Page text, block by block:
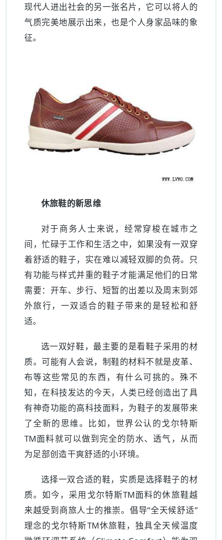
现代人进出社会的另一张名片，它可以将人的
气质完美地展示出来，也是个人身家品味的象
征。
休旅鞋的新思维
对于商务人士来说，经常穿梭在城市之
间，忙碌于工作和生活之中，如果没有一双穿
着舒适的鞋子，实在难以减轻双脚的负荷。只
有功能与样式并重的鞋子才能满足他们的日常
需要：开车、步行、短暂的出差以及周末到郊
外旅行，一双适合的鞋子带来的是轻松和舒
适。
选一双好鞋，最主要的是看鞋子采用的材
质。可能有人会说，制鞋的材料不就是皮革、
布等这些常见的东西，有什么可挑的。殊不
知，在科技发达的今天，人类已经创造出了具
有神奇功能的高科技面料，为鞋子的发展带来
了全新的思维。比如，世界公认的戈尔特斯
TM面料就可以做到完全的防水、透气，从而
为足部创造干爽舒适的小环境。
选择一双合适的鞋，实质是选择鞋子的材
质。如今，采用戈尔特斯TM面料的休旅鞋越
来越受到商旅人士的推崇。倡导“全天候舒适”
理念的戈尔特斯TM休旅鞋，独具全天候温度